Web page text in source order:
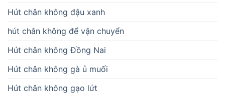
Hút chân không đậu xanh
hút chân không để vận chuyển
Hút chân không Đồng Nai
Hút chân không gà ủ muối
Hút chân không gạo lứt